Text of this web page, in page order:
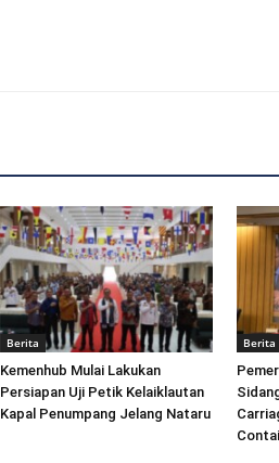
Berita
Kemenhub Mulai Lakukan
Persiapan Uji Petik Kelaiklautan
Kapal Penumpang Jelang Nataru
Berita